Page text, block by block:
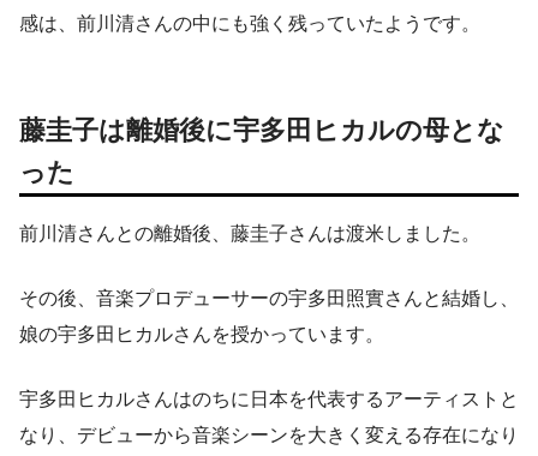
感は、前川清さんの中にも強く残っていたようです。
藤圭子は離婚後に宇多田ヒカルの母とな
った
前川清さんとの離婚後、藤圭子さんは渡米しました。
その後、音楽プロデューサーの宇多田照實さんと結婚し、
娘の宇多田ヒカルさんを授かっています。
宇多田ヒカルさんはのちに日本を代表するアーティストと
なり、デビューから音楽シーンを大きく変える存在になり